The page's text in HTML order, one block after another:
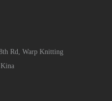
Rd, Warp Knitting